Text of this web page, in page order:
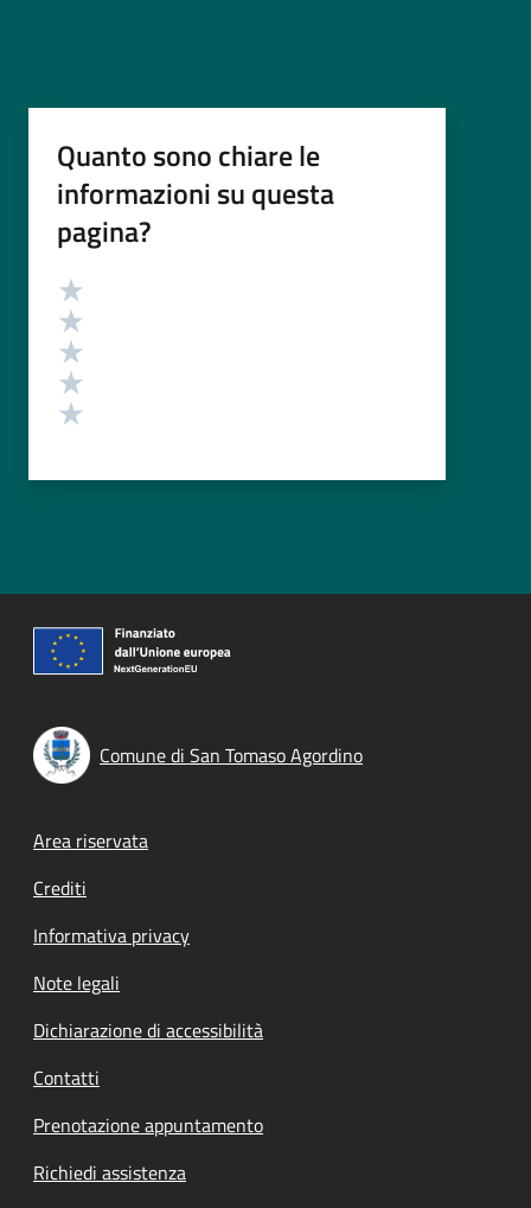
Quanto sono chiare le
informazioni su questa
pagina?
Valutazione
Comune di San Tomaso Agordino
Footer menu
Area riservata
Crediti
Informativa privacy
Note legali
Dichiarazione di accessibilità
Contatti
Prenotazione appuntamento
Richiedi assistenza